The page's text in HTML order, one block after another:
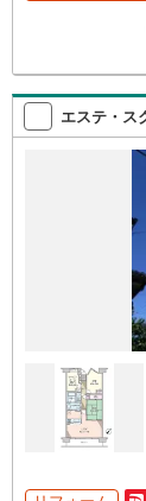
心・
～営
のお問
エステ・ス